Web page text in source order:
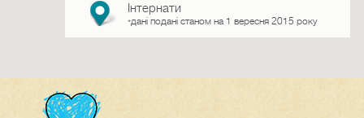
Інтернати
*дані подані станом на 1 вересня 2015 року